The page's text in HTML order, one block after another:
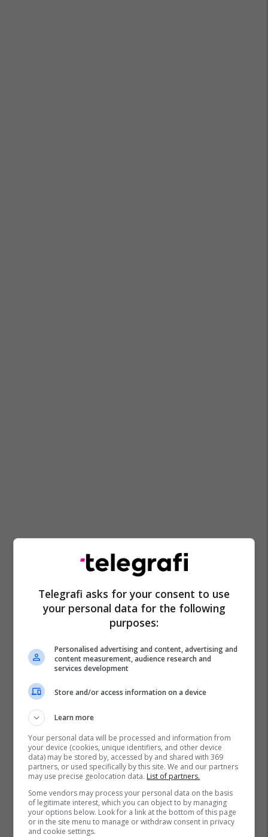
Hapoel Umm Al-Fahm Hapoel Kfar Saba
Telegrafi asks for your consent to use
your personal data for the following
purposes:
Personalised advertising and content, advertising and
content measurement, audience research and
services development
Store and/or access information on a device
Learn more
Your personal data will be processed and information from
your device (cookies, unique identifiers, and other device
data) may be stored by, accessed by and shared with 369
partners, or used specifically by this site. We and our partners
may use precise geolocation data. List of partners.
Some vendors may process your personal data on the basis
of legitimate interest, which you can object to by managing
your options below. Look for a link at the bottom of this page
or in the site menu to manage or withdraw consent in privacy
and cookie settings.